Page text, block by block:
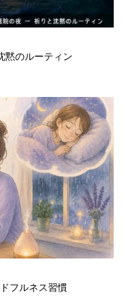
黙のルーティン
フルネス習慣